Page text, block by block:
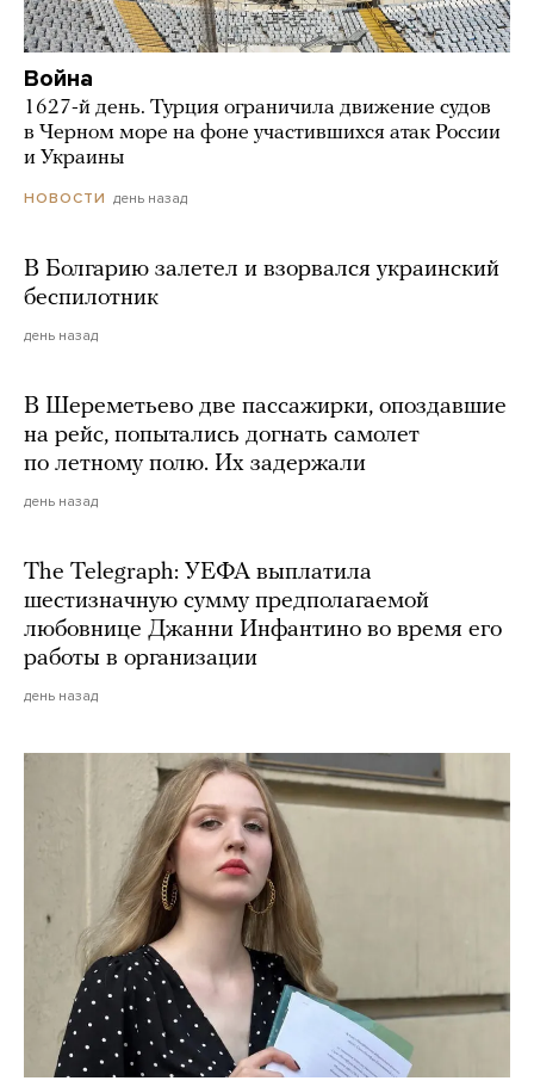
Война
1627-й день. Турция ограничила движение судов
в Черном море на фоне участившихся атак России
и Украины
НОВОСТИ день назад
В Болгарию залетел и взорвался украинский
беспилотник
день назад
В Шереметьево две пассажирки, опоздавшие
на рейс, попытались догнать самолет
по летному полю. Их задержали
день назад
The Telegraph: УЕФА выплатила
шестизначную сумму предполагаемой
любовнице Джанни Инфантино во время его
работы в организации
день назад